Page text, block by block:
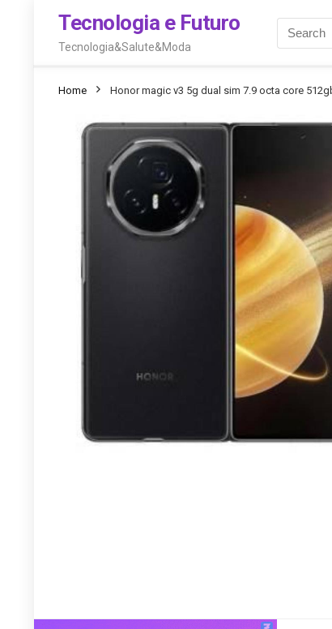
Tecnologia e Futuro
Tecnologia&Salute&Moda
Home Honor magic v3 5g dual sim 7.9 octa core